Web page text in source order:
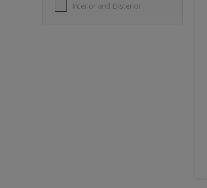
Interior and Eksterior